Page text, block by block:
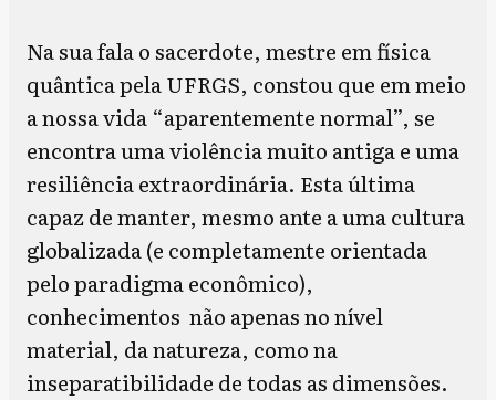
Na sua fala o sacerdote, mestre em física
quântica pela UFRGS, constou que em meio
a nossa vida “aparentemente normal”, se
encontra uma violência muito antiga e uma
resiliência extraordinária. Esta última
capaz de manter, mesmo ante a uma cultura
globalizada (e completamente orientada
pelo paradigma econômico),
conhecimentos não apenas no nível
material, da natureza, como na
inseparatibilidade de todas as dimensões.